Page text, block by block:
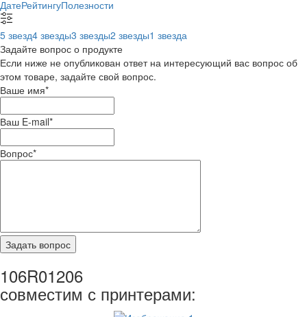
ДатеРейтингуПолезности
5 звезд4 звезды3 звезды2 звезды1 звезда
Задайте вопрос о продукте
Если ниже не опубликован ответ на интересующий вас вопрос об
этом товаре, задайте свой вопрос.
Ваше имя*
Ваш E-mail*
Вопрос*
106R01206
совместим с принтерами: